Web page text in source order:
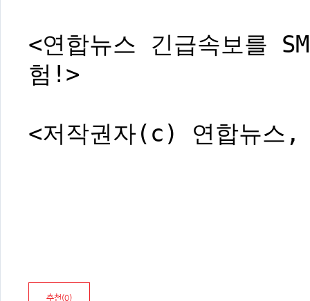
<연합뉴스 긴급속보를
험!>
<저작권자(c) 연합뉴스
추천(0)